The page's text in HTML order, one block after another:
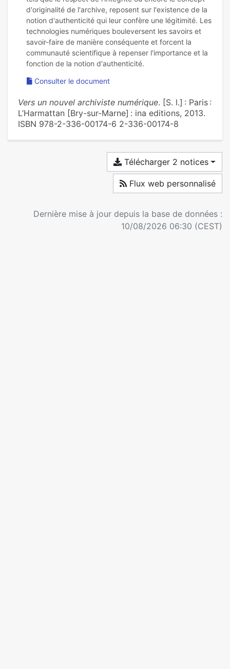
d'originalité de l'archive, reposent sur l'existence de la
notion d'authenticité qui leur confère une légitimité. Les
technologies numériques bouleversent les savoirs et
savoir-faire de manière conséquente et forcent la
communauté scientifique à repenser l'importance et la
Consulter le document
Vers un nouvel archiviste numérique. [S. l.] : Paris :
L’Harmattan [Bry-sur-Marne] : ina editions, 2013.
ISBN 978-2-336-00174-6 2-336-00174-8
Télécharger 2 notices
Flux web personnalisé
Dernière mise à jour depuis la base de données :
10/08/2026 06:30 (CEST)